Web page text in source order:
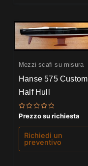
Mezzi scafi su misura
Hanse 575 Custom
Half Hull
Valutato
0
su
Prezzo su richiesta
Richiedi un
preventivo